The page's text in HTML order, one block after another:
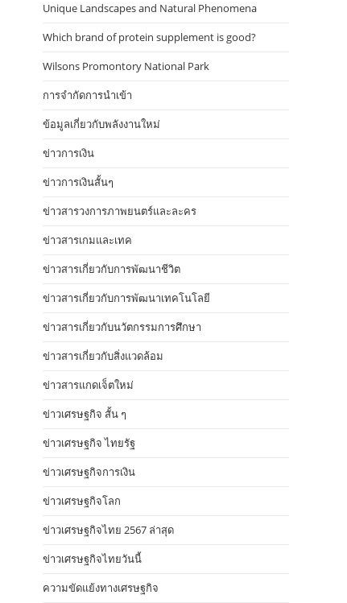
Unique Landscapes and Natural Phenomena
Which brand of protein supplement is good?
Wilsons Promontory National Park
การจำกัดการนำเข้า
ข้อมูลเกี่ยวกับพลังงานใหม่
ข่าวการเงิน
ข่าวการเงินสั้นๆ
ข่าวสารวงการภาพยนตร์และละคร
ข่าวสารเกมและเทค
ข่าวสารเกี่ยวกับการพัฒนาชีวิต
ข่าวสารเกี่ยวกับการพัฒนาเทคโนโลยี
ข่าวสารเกี่ยวกับนวัตกรรมการศึกษา
ข่าวสารเกี่ยวกับสิ่งแวดล้อม
ข่าวสารแกดเจ็ตใหม่
ข่าวเศรษฐกิจ สั้น ๆ
ข่าวเศรษฐกิจ ไทยรัฐ
ข่าวเศรษฐกิจการเงิน
ข่าวเศรษฐกิจโลก
ข่าวเศรษฐกิจไทย 2567 ล่าสุด
ข่าวเศรษฐกิจไทยวันนี้
ความขัดแย้งทางเศรษฐกิจ